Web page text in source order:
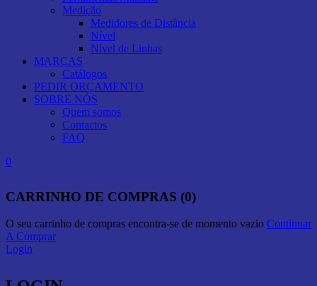
Medição
Medidores de Distância
Nível
Nível de Linhas
MARCAS
Catálogos
PEDIR ORÇAMENTO
SOBRE NÓS
Quem somos
Contactos
FAQ
0
CARRINHO DE COMPRAS (0)
O seu carrinho de compras encontra-se de momento vazio Continuar
A Comprar
Login